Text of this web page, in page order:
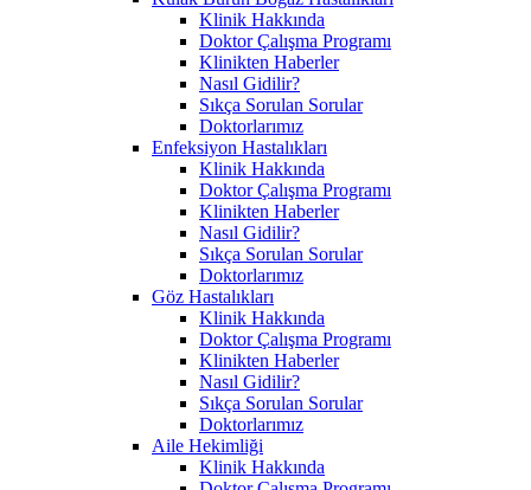
Klinik Hakkında
Doktor Çalışma Programı
Klinikten Haberler
Nasıl Gidilir?
Sıkça Sorulan Sorular
Doktorlarımız
Enfeksiyon Hastalıkları
Klinik Hakkında
Doktor Çalışma Programı
Klinikten Haberler
Nasıl Gidilir?
Sıkça Sorulan Sorular
Doktorlarımız
Göz Hastalıkları
Klinik Hakkında
Doktor Çalışma Programı
Klinikten Haberler
Nasıl Gidilir?
Sıkça Sorulan Sorular
Doktorlarımız
Aile Hekimliği
Klinik Hakkında